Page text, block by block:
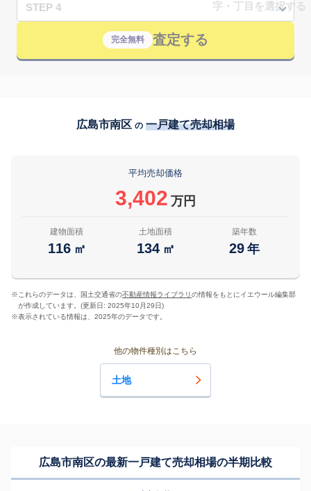
STEP 4
完全無料 査定する
広島市南区 の 一戸建て売却相場
平均売却価格
3,402 万円
建物面積
116 ㎡
土地面積
134 ㎡
築年数
29 年
※ これらのデータは、国土交通省の不動産情報ライブラリの情報をもとにイエウール編集部
が作成しています。(更新日: 2025年10月29日)
※表示されている情報は、2025年のデータです。
他の物件種別はこちら
土地
広島市南区の最新一戸建て売却相場の半期比較